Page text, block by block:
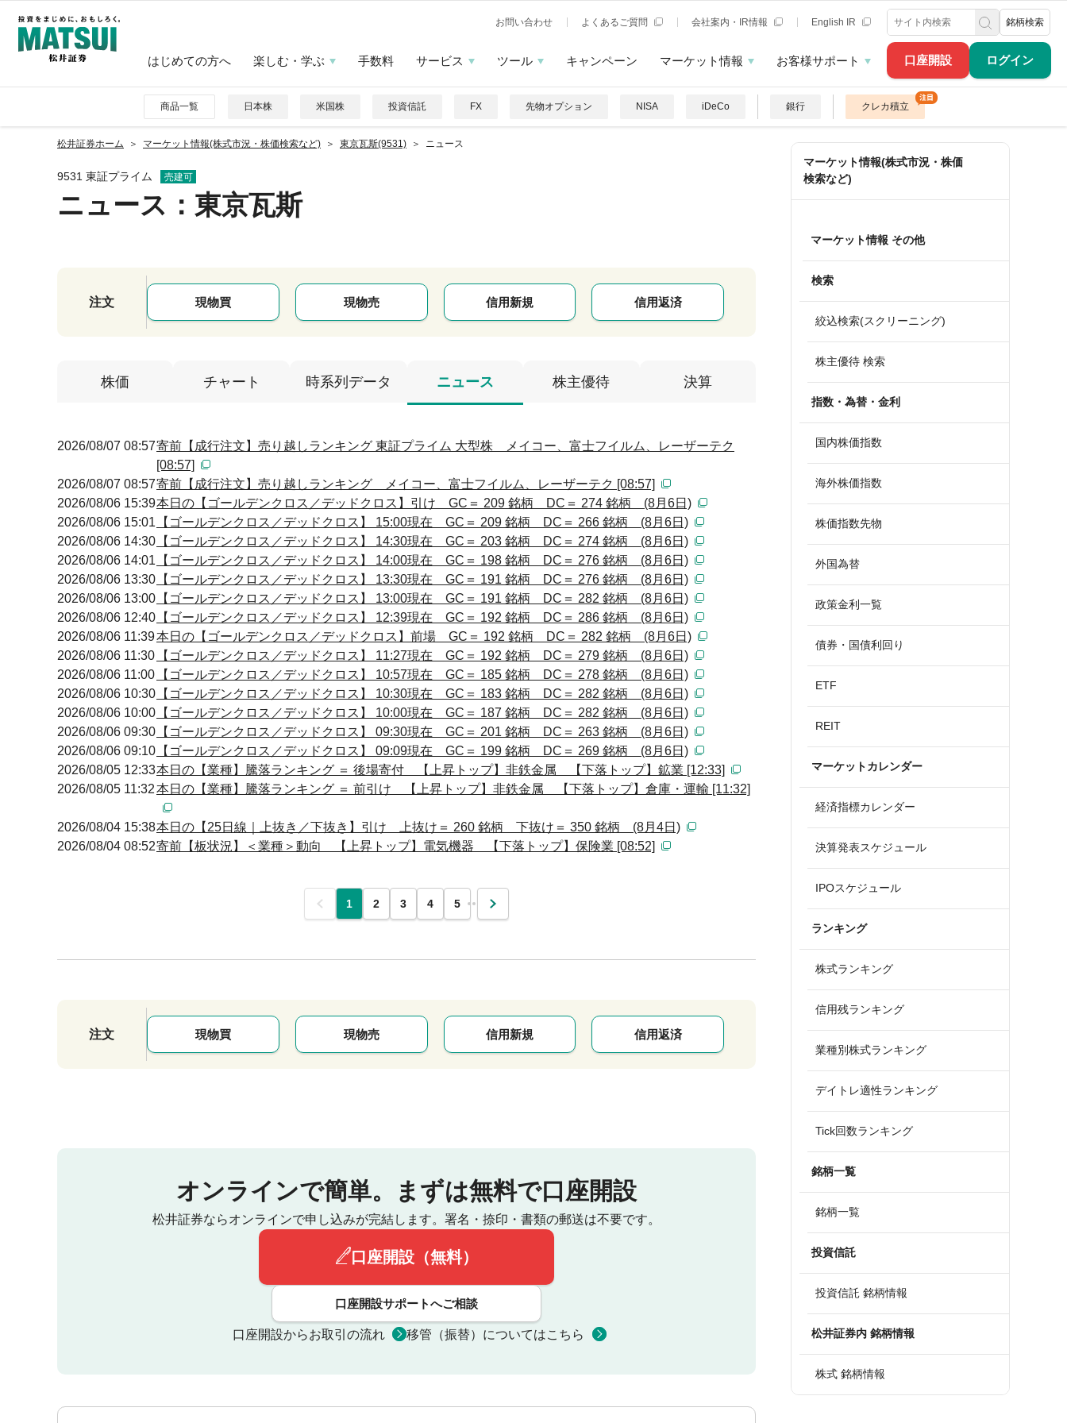
口座開設 ログイン
お問い合わせ よくあるご質問 会社案内・IR情報 English IR 銘柄検索
はじめての方へ 楽しむ・学ぶ 手数料 サービス ツール キャンペーン マーケット情報 お客様サポート
商品一覧 日本株 米国株 投資信託 FX 先物オプション NISA iDeCo 銀行 クレカ積立
松井証券ホーム マーケット情報(株式市況・株価検索など) 東京瓦斯(9531) ニュース
9531 東証プライム 売建可
ニュース ：東京瓦斯
注文 現物買 現物売 信用新規 信用返済
株価 チャート 時系列データ ニュース 株主優待 決算
2026/08/07 08:57寄前【成行注文】売り越しランキング 東証プライム 大型株 メイコー、富士フイルム、レーザーテク
[08:57]
2026/08/07 08:57寄前【成行注文】売り越しランキング メイコー、富士フイルム、レーザーテク [08:57]
2026/08/06 15:39本日の【ゴールデンクロス／デッドクロス】引け GC＝ 209 銘柄 DC＝ 274 銘柄 (8月6日)
2026/08/06 15:01
【ゴールデンクロス／デッドクロス】 15:00現在 GC＝ 209 銘柄 DC＝ 266 銘柄 (8月6日)
2026/08/06 14:30 【ゴールデンクロス／デッドクロス】 14:30現在 GC＝ 203 銘柄 DC＝ 274 銘柄 (8月6日)
2026/08/06 14:01
【ゴールデンクロス／デッドクロス】 14:00現在 GC＝ 198 銘柄 DC＝ 276 銘柄 (8月6日)
2026/08/06 13:30 【ゴールデンクロス／デッドクロス】 13:30現在 GC＝ 191 銘柄 DC＝ 276 銘柄 (8月6日)
2026/08/06 13:00 【ゴールデンクロス／デッドクロス】 13:00現在 GC＝ 191 銘柄 DC＝ 282 銘柄 (8月6日)
2026/08/06 12:40 【ゴールデンクロス／デッドクロス】 12:39現在 GC＝ 192 銘柄 DC＝ 286 銘柄 (8月6日)
2026/08/06 11:39本日の【ゴールデンクロス／デッドクロス】前場 GC＝ 192 銘柄 DC＝ 282 銘柄 (8月6日)
2026/08/06 11:30
【ゴールデンクロス／デッドクロス】 11:27現在 GC＝ 192 銘柄 DC＝ 279 銘柄 (8月6日)
2026/08/06 11:00
【ゴールデンクロス／デッドクロス】 10:57現在 GC＝ 185 銘柄 DC＝ 278 銘柄 (8月6日)
2026/08/06 10:30 【ゴールデンクロス／デッドクロス】 10:30現在 GC＝ 183 銘柄 DC＝ 282 銘柄 (8月6日)
2026/08/06 10:00 【ゴールデンクロス／デッドクロス】 10:00現在 GC＝ 187 銘柄 DC＝ 282 銘柄 (8月6日)
2026/08/06 09:30 【ゴールデンクロス／デッドクロス】 09:30現在 GC＝ 201 銘柄 DC＝ 263 銘柄 (8月6日)
2026/08/06 09:10 【ゴールデンクロス／デッドクロス】 09:09現在 GC＝ 199 銘柄 DC＝ 269 銘柄 (8月6日)
2026/08/05 12:33本日の【業種】騰落ランキング ＝ 後場寄付 【上昇トップ】非鉄金属 【下落トップ】鉱業 [12:33]
2026/08/05 11:32本日の【業種】騰落ランキング ＝ 前引け 【上昇トップ】非鉄金属 【下落トップ】倉庫・運輸 [11:32]
2026/08/04 15:38本日の【25日線｜上抜き／下抜き】引け 上抜け＝ 260 銘柄 下抜け＝ 350 銘柄 (8月4日)
2026/08/04 08:52寄前【板状況】＜業種＞動向 【上昇トップ】電気機器 【下落トップ】保険業 [08:52]
前 1 2 3 4 5 … 次
注文 現物買 現物売 信用新規 信用返済
オンラインで簡単。 まずは無料で口座開設
松井証券ならオンラインで申し込みが完結します。 署名・捺印・書類の郵送は不要です。
口座開設（無料）
口座開設サポートへご相談
口座開設からお取引の流れ 移管（振替）についてはこちら
マーケット情報(株式市況・株価
検索など)
マーケット情報 その他
検索
絞込検索(スクリーニング)
株主優待 検索
指数・為替・金利
国内株価指数
海外株価指数
株価指数先物
外国為替
政策金利一覧
債券・国債利回り
ETF
REIT
マーケットカレンダー
経済指標カレンダー
決算発表スケジュール
IPOスケジュール
ランキング
株式ランキング
信用残ランキング
業種別株式ランキング
デイトレ適性ランキング
Tick回数ランキング
銘柄一覧
銘柄一覧
投資信託
投資信託 銘柄情報
松井証券内 銘柄情報
株式 銘柄情報